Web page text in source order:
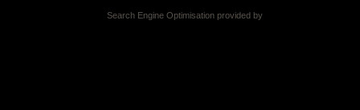
Search Engine Optimisation provided by